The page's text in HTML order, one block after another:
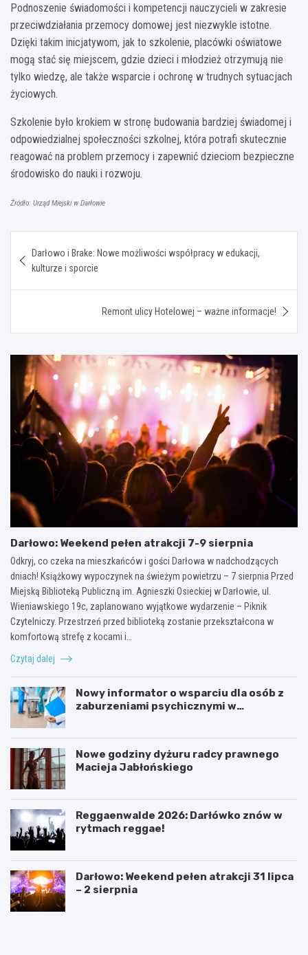
Podnoszenie świadomości i kompetencji nauczycieli w zakresie
przeciwdziałania przemocy domowej jest niezwykle istotne.
Dzięki takim inicjatywom, jak to szkolenie, placówki oświatowe
mogą stać się miejscem, gdzie dzieci i młodzież otrzymują nie
tylko wiedzę, ale także wsparcie i ochronę w trudnych sytuacjach
życiowych.
Szkolenie było krokiem w stronę budowania bardziej świadomej i
odpowiedzialnej społeczności szkolnej, która potrafi skutecznie
reagować na problem przemocy i zapewnić dzieciom bezpieczne
środowisko do nauki i rozwoju.
Źródło: Urząd Miejski w Darłowie
wpisu
Darłowo i Brake: Nowe możliwości współpracy w edukacji,
kulturze i sporcie
Remont ulicy Hotelowej – ważne informacje!
Darłowo: Weekend pełen atrakcji 7-9 sierpnia
Odkryj, co czeka na mieszkańców i gości Darłowa w nadchodzących
dniach! Książkowy wypoczynek na świeżym powietrzu – 7 sierpnia Przed
Miejską Biblioteką Publiczną im. Agnieszki Osieckiej w Darłowie, ul.
Wieniawskiego 19c, zaplanowano wyjątkowe wydarzenie – Piknik
Czytelniczy. Przestrzeń przed biblioteką zostanie przekształcona w
komfortową strefę z kocami i…
Czytaj dalej
Nowy informator o wsparciu dla osób z
zaburzeniami psychicznymi w
Nowe godziny dyżuru radcy prawnego
Macieja Jabłońskiego
Reggaenwalde 2026: Darłówko znów w
rytmach reggae!
Darłowo: Weekend pełen atrakcji 31 lipca
– 2 sierpnia